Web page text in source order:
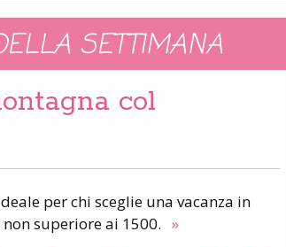
SETTIMANA
col
per chi sceglie una vacanza in
superiore ai 1500. »